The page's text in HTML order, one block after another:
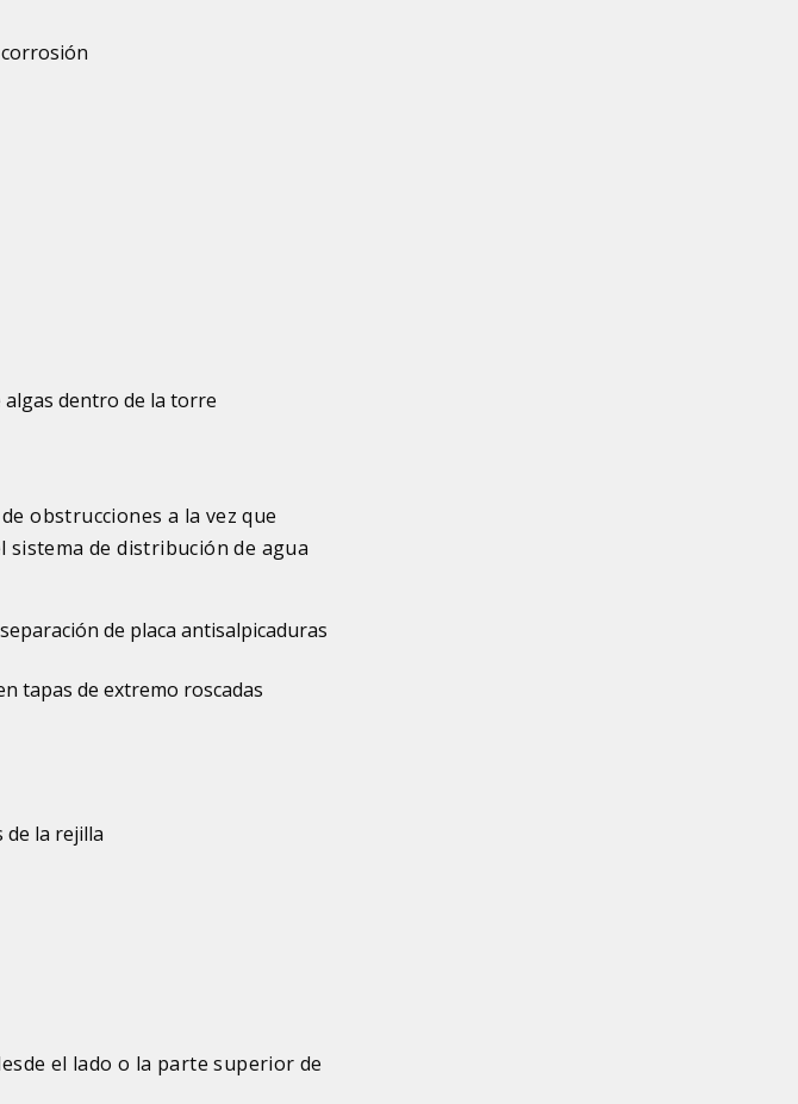
algas dentro de la torre
obstrucciones a la vez que
de distribución de agua
de placa antisalpicaduras
tapas de extremo roscadas
de la rejilla
el lado o la parte superior de